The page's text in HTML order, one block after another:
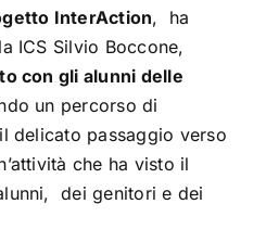
InterAction, ha
ICS Silvio Boccone,
con gli alunni delle
un percorso di
delicato passaggio verso
che ha visto il
dei genitori e dei